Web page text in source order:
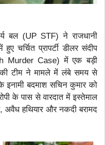
बल (UP STF) ने राजधानी
चर्चित प्रापर्टी डीलर संदीप
Murder Case) में एक बड़ी
टीम ने मामले में लंबे समय से
बदमाश सचिन कुमार को
के पास से वारदात में इस्तेमाल
अवैध हथियार और नकदी बरामद